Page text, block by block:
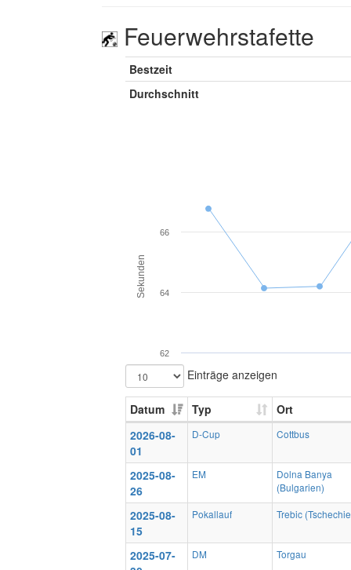
Feuerwehrstafette
Bestzeit
Durchschnitt
Sekunden
62
64
66
Einträge anzeigen
Datum Typ
Ort
2026-08-
01
D-Cup Cottbus
2025-08-
26
EM
Dolna Banya
(Bulgarien)
2025-08-
15
Pokallauf Trebic
2025-07-
DM Torgau